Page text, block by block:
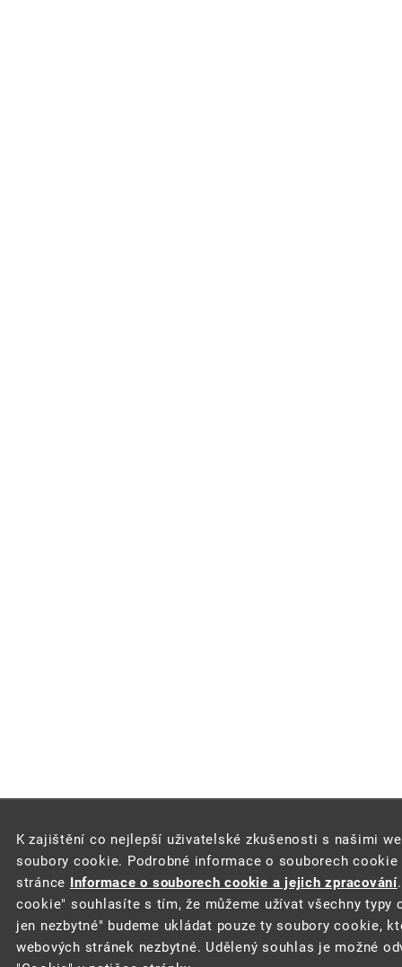
K zajištění co nejlepší uživatelské zkušenosti s našimi
soubory cookie. Podrobné informace o souborech
stránce Informace o souborech cookie a jejich zpracování
cookie" souhlasíte s tím, že můžeme užívat všechny
jen nezbytné" budeme ukládat pouze ty soubory cookie,
webových stránek nezbytné. Udělený souhlas je možné